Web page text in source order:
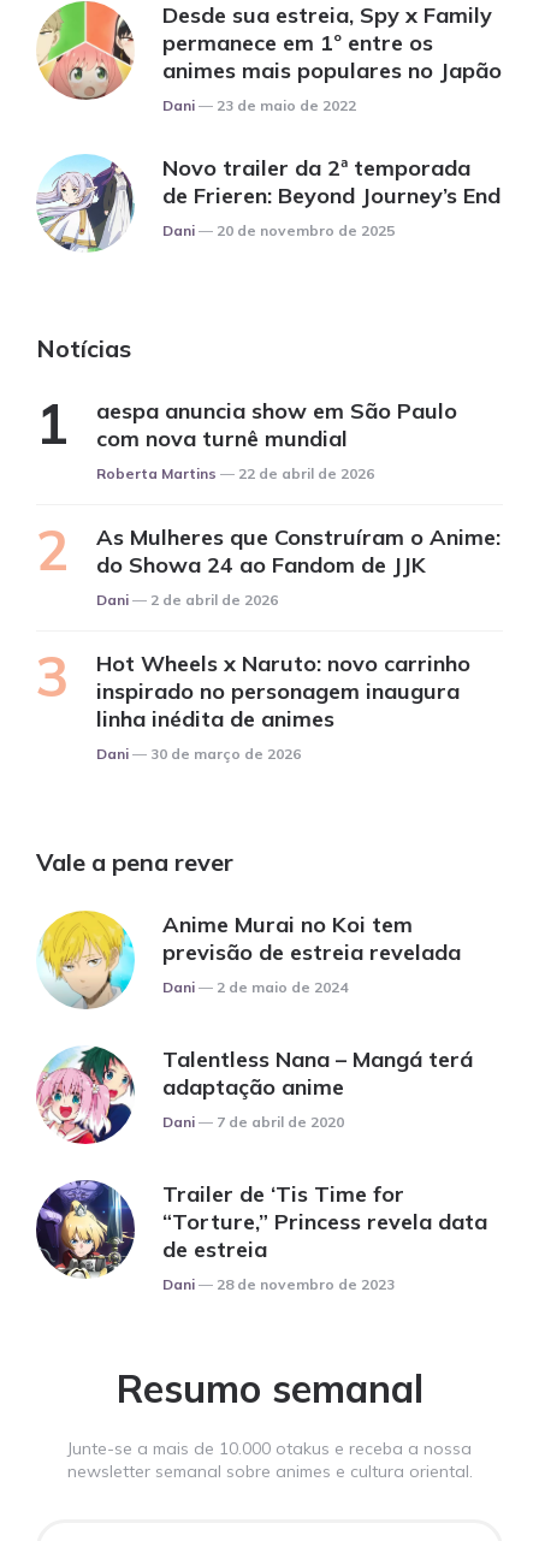
Desde sua estreia, Spy x Family
permanece em 1º entre os
animes mais populares no Japão
Posted
Dani 23 de maio de 2022
Novo trailer da 2ª temporada
de Frieren: Beyond Journey’s End
Posted
Dani 20 de novembro de 2025
Notícias
aespa anuncia show em São Paulo
com nova turnê mundial
Posted
Roberta Martins 22 de abril de 2026
As Mulheres que Construíram o Anime:
do Showa 24 ao Fandom de JJK
Posted
Dani 2 de abril de 2026
Hot Wheels x Naruto: novo carrinho
inspirado no personagem inaugura
linha inédita de animes
Posted
Dani 30 de março de 2026
Vale a pena rever
Anime Murai no Koi tem
previsão de estreia revelada
Posted
Dani 2 de maio de 2024
Talentless Nana – Mangá terá
adaptação anime
Posted
Dani 7 de abril de 2020
Trailer de ‘Tis Time for
“Torture,” Princess revela data
de estreia
Posted
Dani 28 de novembro de 2023
Resumo semanal
Junte-se a mais de 10.000 otakus e receba a nossa
newsletter semanal sobre animes e cultura oriental.